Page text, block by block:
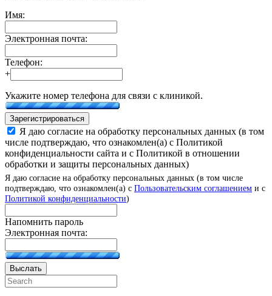
Имя:
Электронная почта:
Телефон:
+
Укажите номер телефона для связи с клиникой.
Зарегистрироваться
Я даю согласие на обработку персональных данных (в том
числе подтверждаю, что ознакомлен(а) с Политикой
конфиденциальности сайта и с Политикой в отношении
обработки и защиты персональных данных)
Я даю согласие на обработку персональных данных (в том числе
подтверждаю, что ознакомлен(а) с Пользовательским соглашением и с
Политикой конфиденциальности)
Напомнить пароль
Электронная почта:
Выслать